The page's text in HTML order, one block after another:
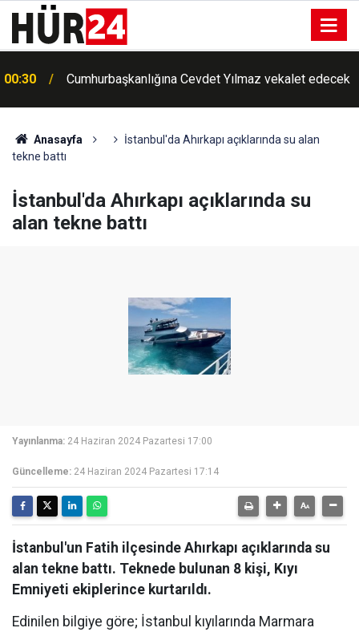
00:30 Cumhurbaşkanlığına Cevdet Yılmaz vekalet edecek
Anasayfa
İstanbul'da Ahırkapı açıklarında su alan
tekne battı
İstanbul'da Ahırkapı açıklarında su
alan tekne battı
Yayınlanma: 24 Haziran 2024 Pazartesi 17:00
Güncelleme: 24 Haziran 2024 Pazartesi 17:14
İstanbul'un Fatih ilçesinde Ahırkapı açıklarında su
alan tekne battı. Teknede bulunan 8 kişi, Kıyı
Emniyeti ekiplerince kurtarıldı.
Edinilen bilgiye göre; İstanbul kıyılarında Marmara